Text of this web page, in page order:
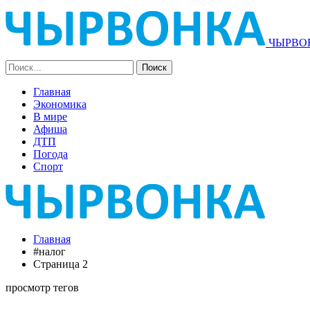
Главная
Экономика
В мире
Афиша
ДТП
Погода
Спорт
Главная
#налог
Страница 2
просмотр тегов